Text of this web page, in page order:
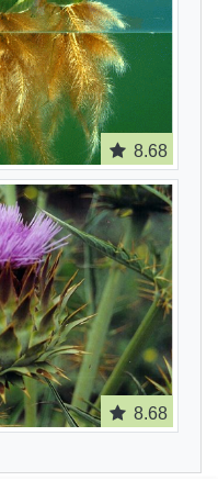
8.68
8.68